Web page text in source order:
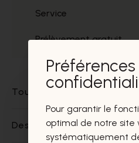
Service
Prélèvement gratuit
Tout sur ce produit
Des questions sur ce
Pour garantir le
optimal de notre site
systématiquement